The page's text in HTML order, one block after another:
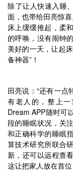
除了让人快速入睡
面，也带给田亮惊
床上缓缓推起，柔
的呼唤，没有闹钟
美好的一天，让起
备神器”！
田亮说：“还有一点
有老人的，整上
Dream APP随时可
段的睡眠状况，关
和正确科学的睡眠
算技术研究所联合
新，还可以远程查
这让把家人放在首